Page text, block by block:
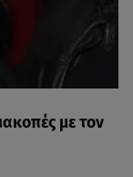
με τον